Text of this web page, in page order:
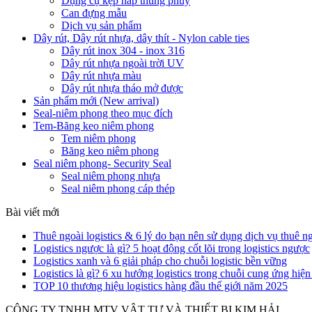
Can đựng mẫu
Dịch vụ sản phẩm
Dây rút, Dây rút nhựa, dây thít - Nylon cable ties
Dây rút inox 304 - inox 316
Dây rút nhựa ngoài trời UV
Dây rút nhựa màu
Dây rút nhựa tháo mở được
Sản phẩm mới (New arrival)
Seal-niêm phong theo mục đích
Tem-Băng keo niêm phong
Tem niêm phong
Băng keo niêm phong
Seal niêm phong- Security Seal
Seal niêm phong nhựa
Seal niêm phong cáp thép
Bài viết mới
Thuê ngoài logistics & 6 lý do bạn nên sử dụng dịch vụ thuê
Logistics ngược là gì? 5 hoạt động cốt lõi trong logistics ngược
Logistics xanh và 6 giải pháp cho chuỗi logistic bền vững
Logistics là gì? 6 xu hướng logistics trong chuỗi cung ứng hiện
TOP 10 thương hiệu logistics hàng đầu thế giới năm 2025
CÔNG TY TNHH MTV VẬT TƯ VÀ THIẾT BỊ KIM HẢI